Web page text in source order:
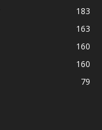
183
163
160
160
79